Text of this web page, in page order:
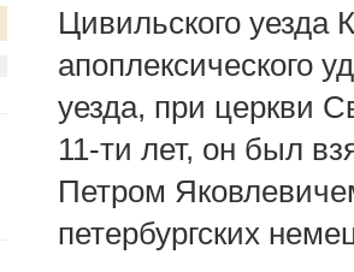
Цивильского уезда
апоплексического
уезда, при церкви
11-ти лет, он был
Петром
петербургских